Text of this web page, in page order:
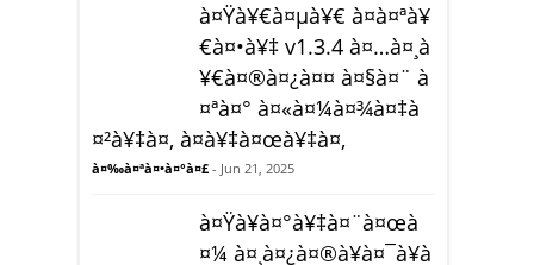
à¤Ÿà¥€à¤µà¥€ à¤à¤ªà¥
€à¤•à¥‡ v1.3.4 à¤…à¤¸à
¥€à¤®à¤¿à¤¤ à¤§à¤¨ à
¤ªà¤° à¤«à¤¼à¤¾à¤‡à
¤²à¥‡à¤‚ à¤­à¥‡à¤œà¥‡à¤‚
à¤‰à¤ªà¤•à¤°à¤£ - Jun 21, 2025
à¤Ÿà¥à¤°à¥‡à¤¨à¤œà
¤¼ à¤¸à¤¿à¤®à¥à¤¯à¥à